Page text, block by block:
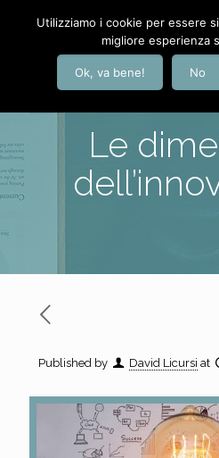
Le
Published by David Licursi at
Utilizziamo i cookie per essere
migliore esperienza
Ok, va bene! No